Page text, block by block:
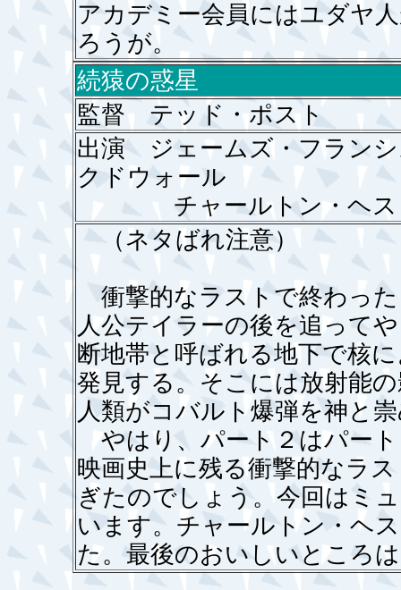
アカデミー会員にはユダヤ
ろうが。
続猿の惑星
監督 テッド・ポスト
出演 ジェームズ・フラン
クドウォール
チャールトン・ヘス
（ネタばれ注意）
衝撃的なラストで終わっ
人公テイラーの後を追って
断地帯と呼ばれる地下で核
発見する。そこには放射能
人類がコバルト爆弾を神と
やはり、パート２はパー
映画史上に残る衝撃的なラ
ぎたのでしょう。今回はミ
います。チャールトン・ヘ
た。最後のおいしいところ